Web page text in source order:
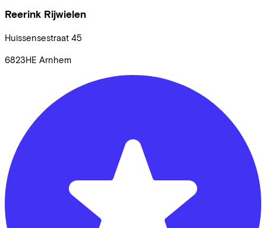
Reerink Rijwielen
Huissensestraat 45
6823HE Arnhem